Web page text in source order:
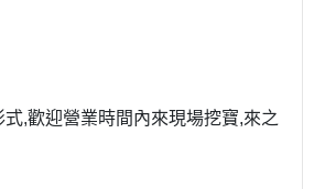
,歡迎營業時間內來現場挖寶,來之